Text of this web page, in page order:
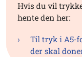
Hvis du vil
hente den her:
Til tryk i A5-
der skal